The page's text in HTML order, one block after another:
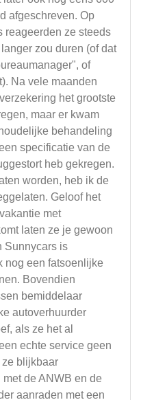
afgeschreven. Op
reageerden ze steeds
zou duren (of dat
of
Na vele maanden
het grootste
maar er kwam
behandeling
specificatie van de
heb gekregen.
worden, heb ik de
Geloof het
met
laten ze je gewoon
Sunnycars is
nog een fatsoenlijke
Bovendien
bemiddelaar
autoverhuurder
als ze het al
echte service geen
blijkbaar
de ANWB en de
aanraden met een